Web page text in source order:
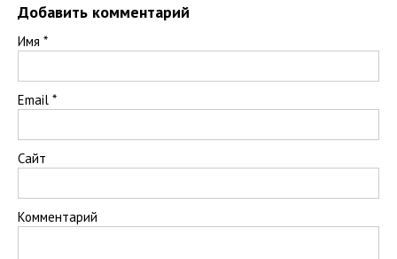
Добавить комментарий
Имя *
Email *
Сайт
Комментарий